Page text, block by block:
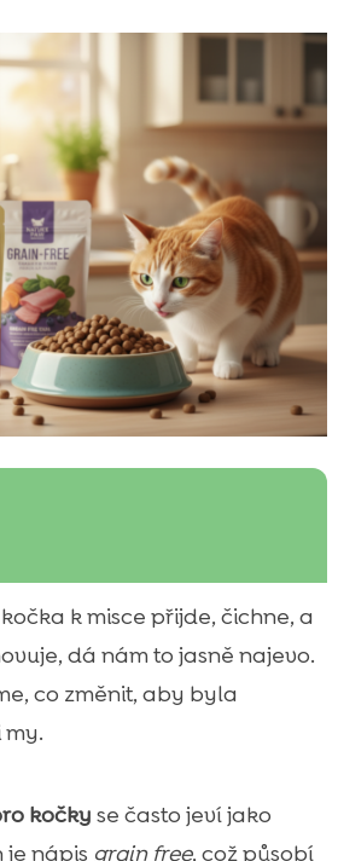
strava u koček a
mluví
strava vhodná a kdy
na co si dát pozor při
krmení
k misce přijde, čichne, a
dá nám to jasně najevo.
co změnit, aby byla
my.
kočky se často jeví jako
je nápis grain free, což působí